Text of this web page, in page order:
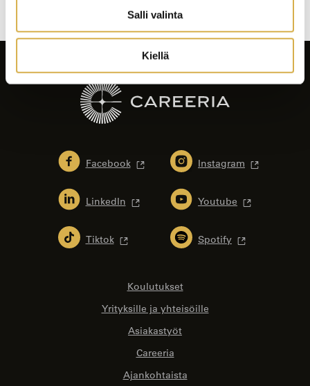
Salli valinta
Kiellä
Facebook Instagram
LinkedIn Youtube
Tiktok Spotify
Koulutukset
Yrityksille ja yhteisöille
Asiakastyöt
Careeria
Ajankohtaista